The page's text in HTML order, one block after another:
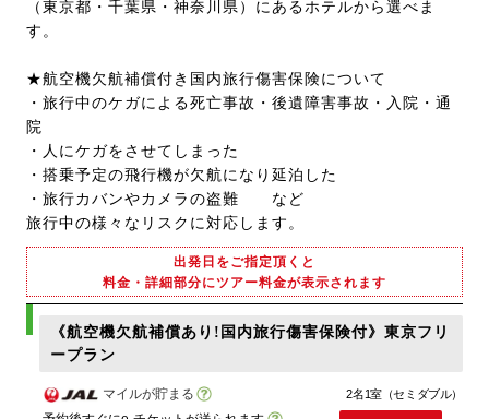
（東京都・千葉県・神奈川県）にあるホテルから選べま
す。
★航空機欠航補償付き国内旅行傷害保険について
・旅行中のケガによる死亡事故・後遺障害事故・入院・通
院
・人にケガをさせてしまった
・搭乗予定の飛行機が欠航になり延泊した
・旅行カバンやカメラの盗難 など
旅行中の様々なリスクに対応します。
出発日をご指定頂くと
料金・詳細部分にツアー料金が表示されます
《航空機欠航補償あり!国内旅行傷害保険付》東京フリ
ープラン
マイルが貯まる
2名1室（セミダブル）